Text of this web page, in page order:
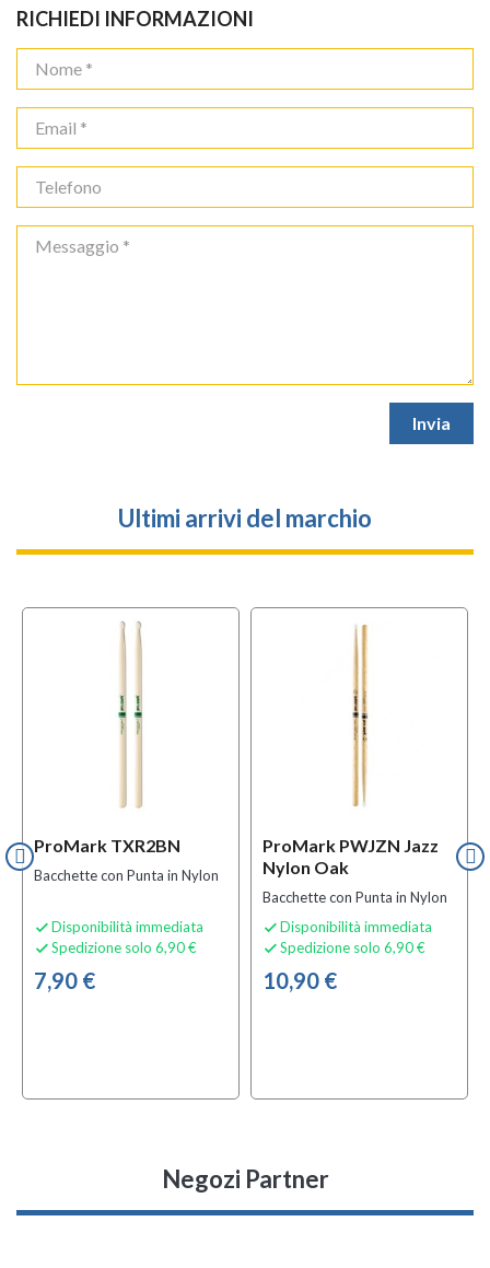
RICHIEDI INFORMAZIONI
Ultimi arrivi del marchio
ProMark TXR2BN
Bacchette con Punta in Nylon
 Disponibilità immediata
 Spedizione solo 6,90 €
7,90 €
ProMark PWJZN Jazz
Nylon Oak
Bacchette con Punta in Nylon
 Disponibilità immediata
 Spedizione solo 6,90 €
10,90 €
Negozi Partner